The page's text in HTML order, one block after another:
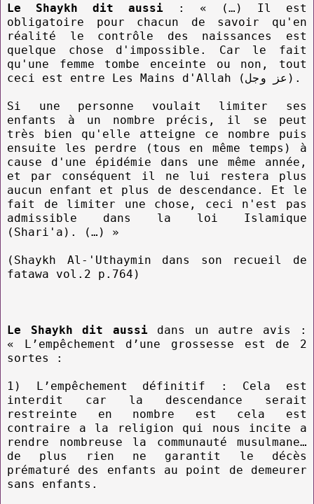
Le Shaykh dit aussi : « (…) Il est
obligatoire pour chacun de savoir qu'en
réalité le contrôle des naissances est
quelque chose d'impossible. Car le fait
qu'une femme tombe enceinte ou non, tout
ceci est entre Les Mains d'Allah (عز وجل).
Si une personne voulait limiter ses
enfants à un nombre précis, il se peut
très bien qu'elle atteigne ce nombre puis
ensuite les perdre (tous en même temps) à
cause d'une épidémie dans une même année,
et par conséquent il ne lui restera plus
aucun enfant et plus de descendance. Et le
fait de limiter une chose, ceci n'est pas
admissible dans la loi Islamique
(Shari'a). (…) »
(Shaykh Al-'Uthaymin dans son recueil de
fatawa vol.2 p.764)
Le Shaykh dit aussidans un autre avis :
« L’empêchement d’une grossesse est de 2
sortes :
1) L’empêchement définitif : Cela est
interdit car la descendance serait
restreinte en nombre est cela est
contraire a la religion qui nous incite a
rendre nombreuse la communauté musulmane…
de plus rien ne garantit le décès
prématuré des enfants au point de demeurer
sans enfants.